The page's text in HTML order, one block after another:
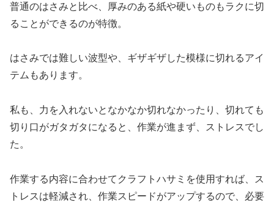
普通のはさみと比べ、厚みのある紙や硬いものもラクに切
ることができるのが特徴。
はさみでは難しい波型や、ギザギザした模様に切れるアイ
テムもあります。
私も、力を入れないとなかなか切れなかったり、切れても
切り口がガタガタになると、作業が進まず、ストレスでし
た。
作業する内容に合わせてクラフトハサミを使用すれば、ス
トレスは軽減され、作業スピードがアップするので、必要